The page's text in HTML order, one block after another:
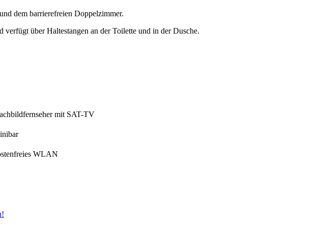
dem barrierefreien Doppelzimmer.
über Haltestangen an der Toilette und in der Dusche.
mit SAT-TV
WLAN